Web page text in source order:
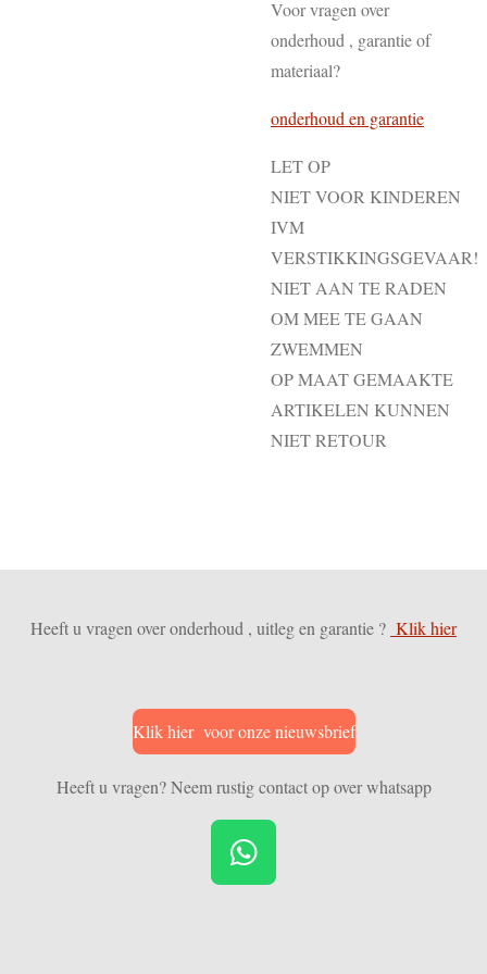
Voor vragen over
onderhoud , garantie of
materiaal?
onderhoud en garantie
LET OP
NIET VOOR KINDEREN
IVM
VERSTIKKINGSGEVAAR!
NIET AAN TE RADEN
OM MEE TE GAAN
ZWEMMEN
OP MAAT GEMAAKTE
ARTIKELEN KUNNEN
NIET RETOUR
Heeft u vragen over onderhoud , uitleg en garantie ? Klik hier
Klik hier voor onze nieuwsbrief
Heeft u vragen? Neem rustig contact op over whatsapp
W
h